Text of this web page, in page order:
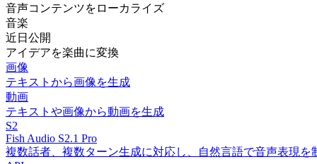
音声コンテンツをローカライズ
音楽
近日公開
アイデアを楽曲に変換
画像
テキストから画像を生成
動画
テキストや画像から動画を生成
S2
Fish Audio S2.1 Pro
複数話者、複数ターン生成に対応し、自然言語で音声表現を